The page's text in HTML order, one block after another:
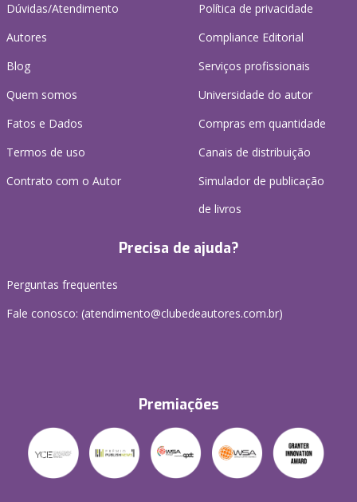
Dúvidas/Atendimento
Autores
Blog
Quem somos
Fatos e Dados
Termos de uso
Contrato com o Autor
Política de privacidade
Compliance Editorial
Serviços profissionais
Universidade do autor
Compras em quantidade
Canais de distribuição
Simulador de publicação
de livros
Precisa de ajuda?
Perguntas frequentes
Fale conosco: (atendimento@clubedeautores.com.br)
Premiações